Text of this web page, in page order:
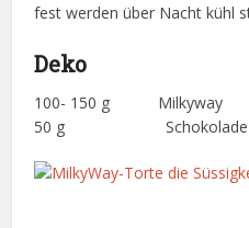
fest werden über Nacht kühl
Deko
100- 150 g Milkyway
50 g Schokolade